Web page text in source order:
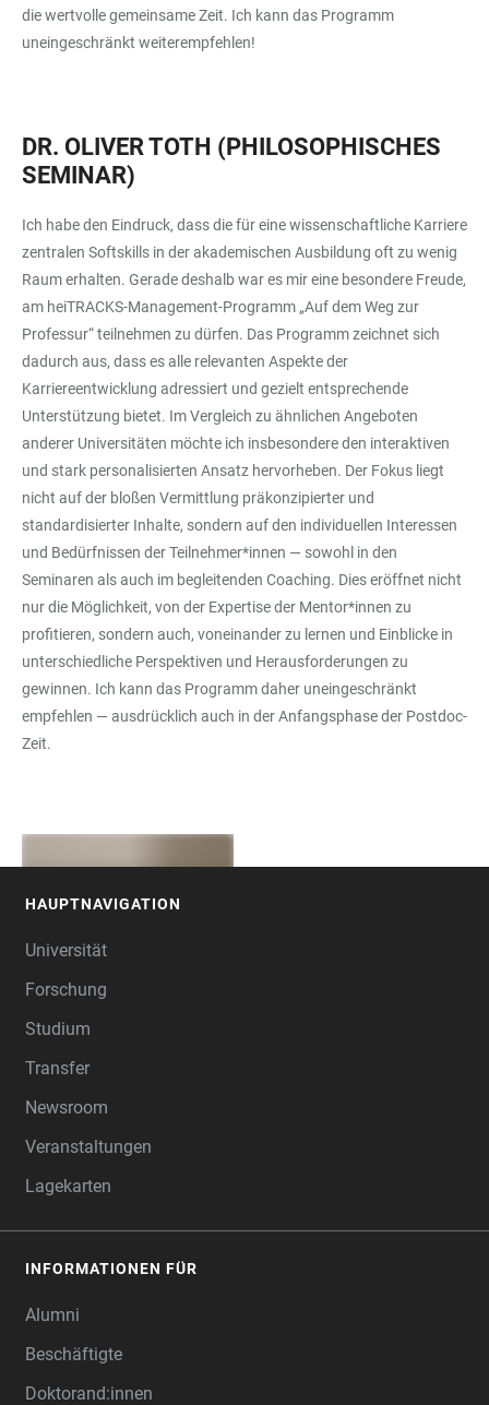
die wertvolle gemeinsame Zeit. Ich kann das Programm
uneingeschränkt weiterempfehlen!
DR. OLIVER TOTH (PHILOSOPHISCHES
SEMINAR)
Ich habe den Eindruck, dass die für eine wissenschaftliche Karriere
zentralen Softskills in der akademischen Ausbildung oft zu wenig
Raum erhalten. Gerade deshalb war es mir eine besondere Freude,
am heiTRACKS-Management-Programm „Auf dem Weg zur
Professur“ teilnehmen zu dürfen. Das Programm zeichnet sich
dadurch aus, dass es alle relevanten Aspekte der
Karriereentwicklung adressiert und gezielt entsprechende
Unterstützung bietet. Im Vergleich zu ähnlichen Angeboten
anderer Universitäten möchte ich insbesondere den interaktiven
und stark personalisierten Ansatz hervorheben. Der Fokus liegt
nicht auf der bloßen Vermittlung präkonzipierter und
standardisierter Inhalte, sondern auf den individuellen Interessen
und Bedürfnissen der Teilnehmer*innen — sowohl in den
Seminaren als auch im begleitenden Coaching. Dies eröffnet nicht
nur die Möglichkeit, von der Expertise der Mentor*innen zu
profitieren, sondern auch, voneinander zu lernen und Einblicke in
unterschiedliche Perspektiven und Herausforderungen zu
gewinnen. Ich kann das Programm daher uneingeschränkt
empfehlen — ausdrücklich auch in der Anfangsphase der Postdoc-
Zeit.
HAUPTNAVIGATION
Universität
Forschung
Studium
Transfer
Newsroom
Veranstaltungen
Lagekarten
INFORMATIONEN FÜR
Alumni
Beschäftigte
Doktorand:innen